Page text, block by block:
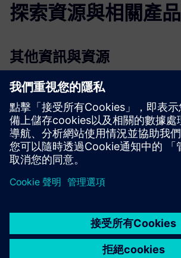
探索資源與相關產品
其他資訊與資源
DIRTT Headwalls 小冊子
先決條件